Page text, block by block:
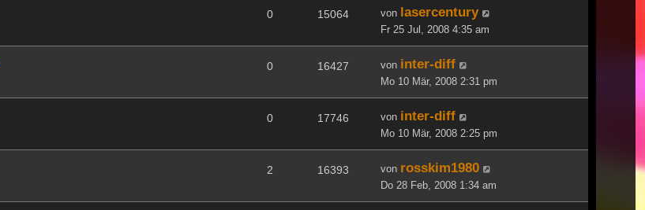
0 15064 von lasercentury
Fr 25 Jul, 2008 4:35 am
0 16427 von inter-diff
Mo 10 Mär, 2008 2:31 pm
0 17746 von inter-diff
Mo 10 Mär, 2008 2:25 pm
2 16393 von rosskim1980
Do 28 Feb, 2008 1:34 am